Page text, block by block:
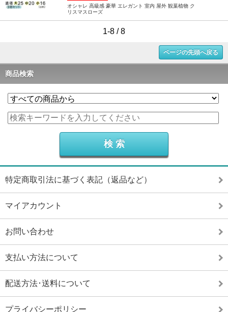
オシャレ 高級感 豪華 エレガント 室内 屋外 観葉植物 ク
リスマスローズ
1-8 / 8
ページの先頭へ戻る
商品検索
特定商取引法に基づく表記（返品など）
マイアカウント
お問い合わせ
支払い方法について
配送方法･送料について
プライバシーポリシー